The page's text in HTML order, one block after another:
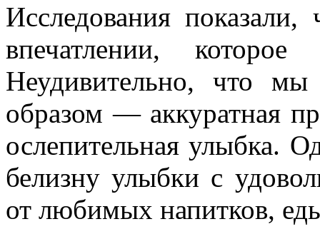
Исследования
впечатлении,
Неудивительно, что
образом — аккуратная
ослепительная улыбка.
белизну улыбки с
от любимых напитков,